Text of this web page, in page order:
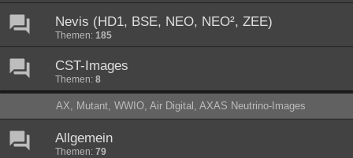
Nevis (HD1, BSE, NEO, NEO², ZEE)
Themen: 185
CST-Images
Themen: 8
AX, Mutant, WWIO, Air Digital, AXAS Neutrino-Images
Allgemein
Themen: 79